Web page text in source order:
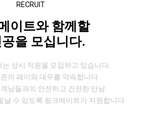
RECRUIT
이트와 함께할
을 모십니다.
상시 직원을 모집하고 있습니다.
의 페이와 대우를 약속합니다.
님들과의 안전하고 건전한 만남.
날 수 있도록 핑크메이트가 지원합니다.